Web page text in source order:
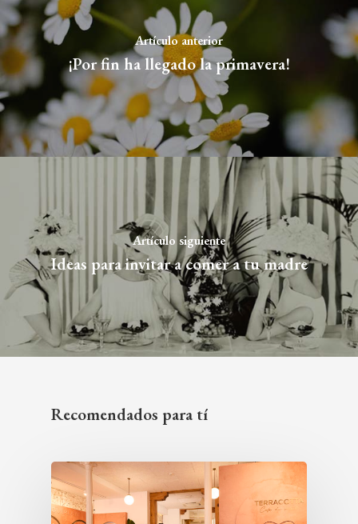
Artículo anterior
¡Por fin ha llegado la primavera!
Artículo siguiente
Ideas para invitar a comer a tu madre
Recomendados para tí